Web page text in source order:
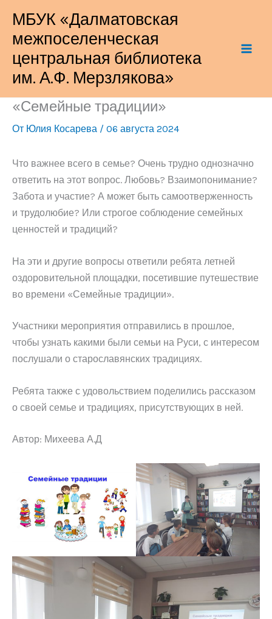
содержимому
МБУК «Далматовская
межпоселенческая
центральная библиотека
им. А.Ф. Мерзлякова»
«Семейные традиции»
От Юлия Косарева / 06 августа 2024
Что важнее всего в семье? Очень трудно однозначно
ответить на этот вопрос. Любовь? Взаимопонимание?
Забота и участие? А может быть самоотверженность
и трудолюбие? Или строгое соблюдение семейных
ценностей и традиций?
На эти и другие вопросы ответили ребята летней
оздоровительной площадки, посетившие путешествие
во времени «Семейные традиции».
Участники мероприятия отправились в прошлое,
чтобы узнать какими были семьи на Руси, с интересом
послушали о старославянских традициях.
Ребята также с удовольствием поделились рассказом
о своей семье и традициях, присутствующих в ней.
Автор: Михеева А.Д